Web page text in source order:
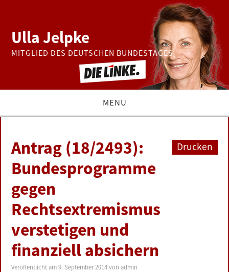
Ulla Jelpke
MITGLIED DES DEUTSCHEN BUNDESTAGES
MENU
BUNDESTAG
PRESSE
ZUR PERSON
LINKS
DATENSCHUTZERKLÄRUNG
Drucken
Antrag (18/2493):
Bundesprogramme
gegen
Rechtsextremismus
verstetigen und
finanziell absichern
Veröffentlicht am9. September 2014 vonadmin